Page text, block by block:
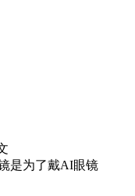
是为了戴AI眼镜